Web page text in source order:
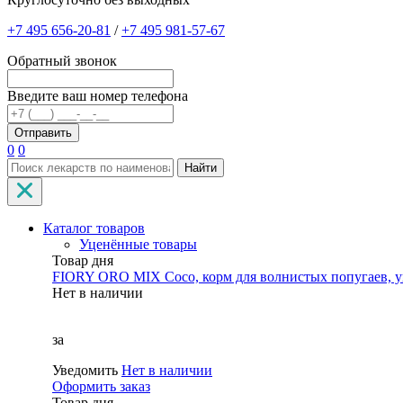
+7 495 656-20-81 /+7 495 981-57-67
Обратный звонок
Введите ваш номер телефона
0 0
Найти
Каталог товаров
Уценённые товары
Товар дня
FIORY ORO MIX Coco, корм для волнистых попугаев,
Нет в наличии
за
Уведомить Нет в наличии
Оформить заказ